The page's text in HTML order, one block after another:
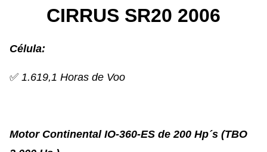
CIRRUS SR20 2006
Célula:
✅ 1.619,1 Horas de Voo
Motor Continental IO-360-ES de 200 Hp´s (TBO